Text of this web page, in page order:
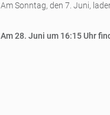
Am Sonntag, den 7. Juni,
Am 28. Juni um 16:15 Uhr